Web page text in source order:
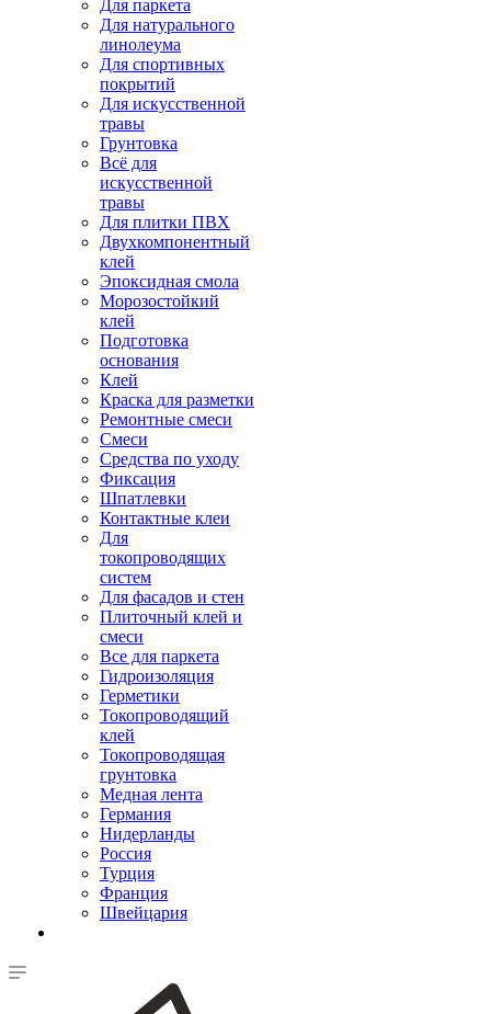
Для паркета
Для натурального
линолеума
Для спортивных
покрытий
Для искусственной
травы
Грунтовка
Всё для
искусственной
травы
Для плитки ПВХ
Двухкомпонентный
клей
Эпоксидная смола
Морозостойкий
клей
Подготовка
основания
Клей
Краска для разметки
Ремонтные смеси
Смеси
Средства по уходу
Фиксация
Шпатлевки
Контактные клеи
Для
токопроводящих
систем
Для фасадов и стен
Плиточный клей и
смеси
Все для паркета
Гидроизоляция
Герметики
Токопроводящий
клей
Токопроводящая
грунтовка
Медная лента
Германия
Нидерланды
Россия
Турция
Франция
Швейцария